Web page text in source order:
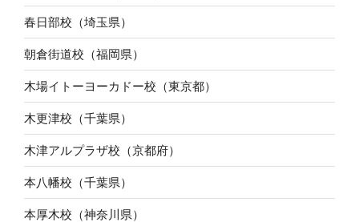
春日部校（埼玉県）
朝倉街道校（福岡県）
木場イトーヨーカドー校（東京都）
木更津校（千葉県）
木津アルプラザ校（京都府）
本八幡校（千葉県）
本厚木校（神奈川県）